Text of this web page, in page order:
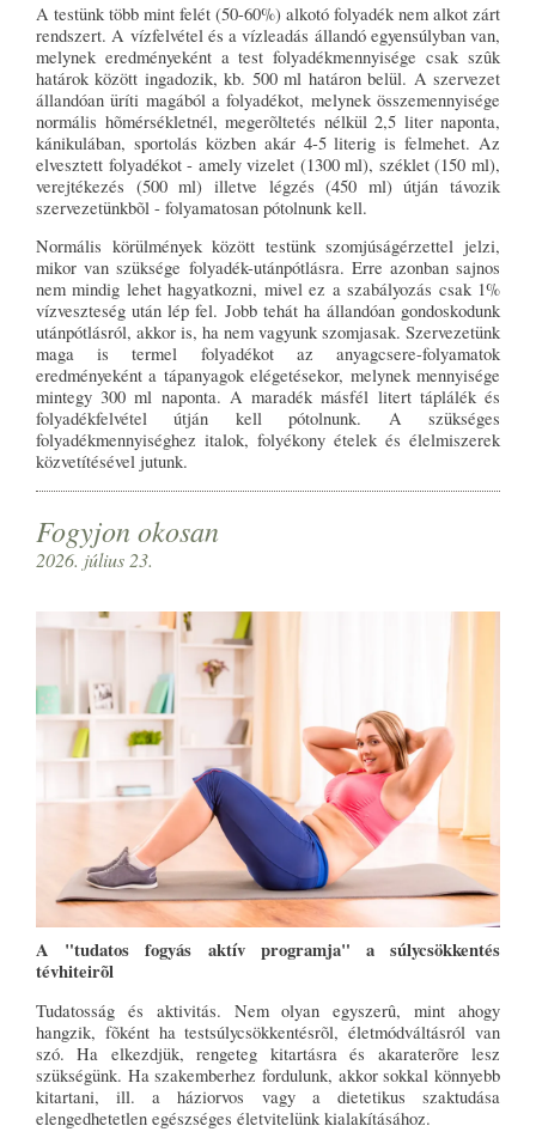
A testünk több mint felét (50-60%) alkotó folyadék nem alkot zárt
rendszert. A vízfelvétel és a vízleadás állandó egyensúlyban van,
melynek eredményeként a test folyadékmennyisége csak szûk
határok között ingadozik, kb. 500 ml határon belül. A szervezet
állandóan üríti magából a folyadékot, melynek összemennyisége
normális hõmérsékletnél, megerõltetés nélkül 2,5 liter naponta,
kánikulában, sportolás közben akár 4-5 literig is felmehet. Az
elvesztett folyadékot - amely vizelet (1300 ml), széklet (150 ml),
verejtékezés (500 ml) illetve légzés (450 ml) útján távozik
szervezetünkbõl - folyamatosan pótolnunk kell.
Normális körülmények között testünk szomjúságérzettel jelzi,
mikor van szüksége folyadék-utánpótlásra. Erre azonban sajnos
nem mindig lehet hagyatkozni, mivel ez a szabályozás csak 1%
vízveszteség után lép fel. Jobb tehát ha állandóan gondoskodunk
utánpótlásról, akkor is, ha nem vagyunk szomjasak. Szervezetünk
maga is termel folyadékot az anyagcsere-folyamatok
eredményeként a tápanyagok elégetésekor, melynek mennyisége
mintegy 300 ml naponta. A maradék másfél litert táplálék és
folyadékfelvétel útján kell pótolnunk. A szükséges
folyadékmennyiséghez italok, folyékony ételek és élelmiszerek
közvetítésével jutunk.
Fogyjon okosan
2026. július 23.
A "tudatos fogyás aktív programja" a súlycsökkentés
tévhiteirõl
Tudatosság és aktivitás. Nem olyan egyszerû, mint ahogy
hangzik, fõként ha testsúlycsökkentésrõl, életmódváltásról van
szó. Ha elkezdjük, rengeteg kitartásra és akaraterõre lesz
szükségünk. Ha szakemberhez fordulunk, akkor sokkal könnyebb
kitartani, ill. a háziorvos vagy a dietetikus szaktudása
elengedhetetlen egészséges életvitelünk kialakításához.